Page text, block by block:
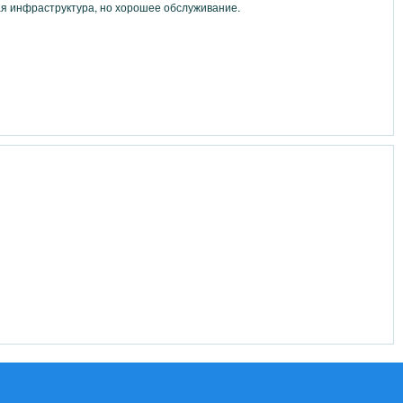
но хорошее обслуживание.